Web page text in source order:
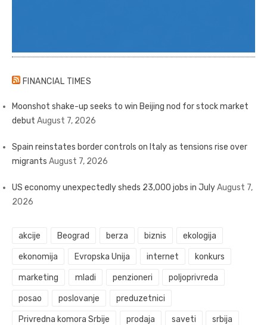
FINANCIAL TIMES
Moonshot shake-up seeks to win Beijing nod for stock market
debut August 7, 2026
Spain reinstates border controls on Italy as tensions rise over
migrants August 7, 2026
US economy unexpectedly sheds 23,000 jobs in JulyAugust 7,
2026
akcije Beograd berza biznis ekologija
ekonomija Evropska Unija internet konkurs
marketing mladi penzioneri poljoprivreda
posao poslovanje preduzetnici
Privredna komora Srbije prodaja saveti srbija